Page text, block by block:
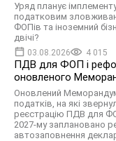
Уряд планує
податковим
ФОПів та іноземний
двічі?
03.08.2026 4 015
ПДВ для ФОП і
оновленого
Оновлений
податків, на які
реєстрацію ПДВ для
2027-му заплановано
автозаповнення